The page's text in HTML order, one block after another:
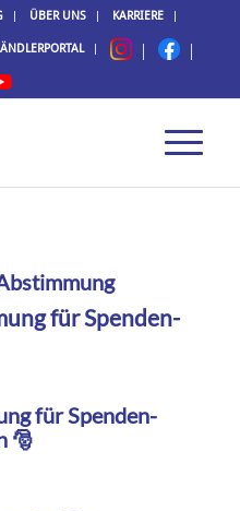
ÜBER UNS KARRIERE
für Spenden-
für Spenden-
🎅